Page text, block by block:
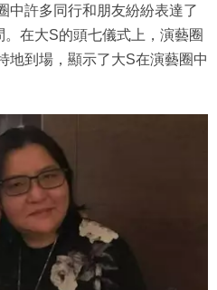
中許多同行和朋友紛紛表達了
在大S的頭七儀式上，演藝圈
地到場，顯示了大S在演藝圈中